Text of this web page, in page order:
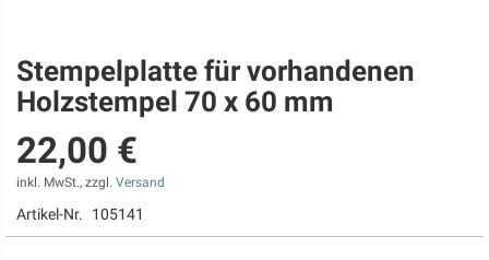
Zum
Anfang
der
springen
Stempelplatte für vorhandenen
Holzstempel 70 x 60 mm
22,00 €
inkl. MwSt., zzgl. Versand
Artikel-Nr. 105141